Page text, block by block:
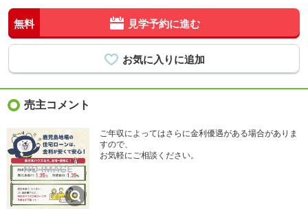
無料 見学予約に進む
売主コメント
ご年収によってはさらに金利優遇がある場合がありま
すので、
お気軽にご相談ください。